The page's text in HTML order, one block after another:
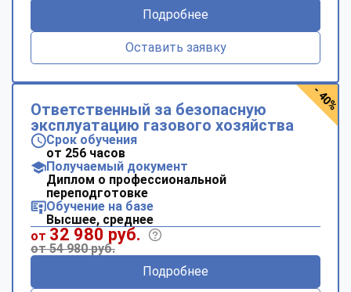
Подробнее
Оставить заявку
Ответственный за безопасную
эксплуатацию газового хозяйства
Срок обучения
от 256 часов
Получаемый документ
Диплом о профессиональной
переподготовке
Обучение на базе
Высшее, среднее
от 32 980 руб.
от 54 980 руб.
Подробнее
- 40%